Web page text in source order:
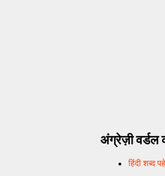
अंग्रेज़ी वर्डल
हिंदी शब्द